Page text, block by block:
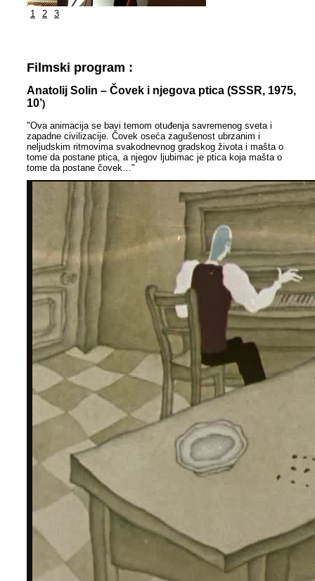
1 2 3
Filmski program :
Anatolij Solin – Čovek i njegova ptica (SSSR, 1975,
10’)
"Ova animacija se bavi temom otuđenja savremenog sveta i
zapadne civilizacije. Čovek oseća zagušenost ubrzanim i
neljudskim ritmovima svakodnevnog gradskog života i mašta o
tome da postane ptica, a njegov ljubimac je ptica koja mašta o
tome da postane čovek…"